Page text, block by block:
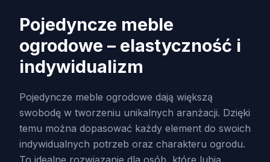
Pojedyncze meble
ogrodowe – elastyczność i
indywidualizm
Pojedyncze meble ogrodowe dają większą
swobodę w tworzeniu unikalnych aranżacji. Dzięki
temu można dopasować każdy element do swoich
indywidualnych potrzeb oraz charakteru ogrodu.
To idealne rozwiązanie dla osób, które lubią